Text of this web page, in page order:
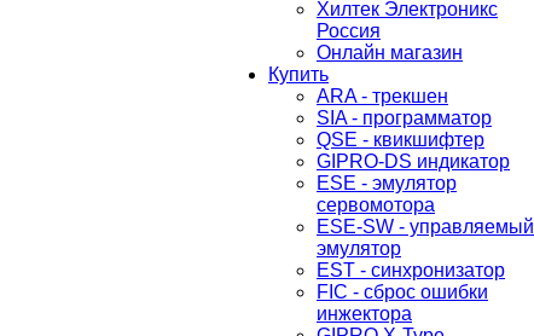
Хилтек Электроникс
Россия
Онлайн магазин
Купить
ARA - трекшен
SIA - программатор
QSE - квикшифтер
GIPRO-DS индикатор
ESE - эмулятор
сервомотора
ESE-SW - управляемый
эмулятор
EST - синхронизатор
FIC - сброс ошибки
инжектора